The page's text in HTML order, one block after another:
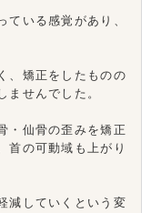
ている感覚があり、
、矯正をしたものの
ませんでした。
・仙骨の歪みを矯正
首の可動域も上がり
減していくという変